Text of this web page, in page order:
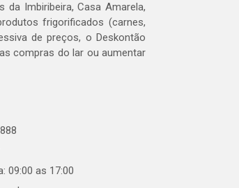
Imbiribeira, Casa Amarela,
frigorificados (carnes,
de preços, o Deskontão
compras do lar ou aumentar
09:00 as 17:00